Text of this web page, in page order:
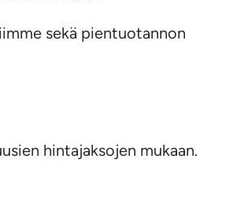
sekä pientuotannon
hintajaksojen mukaan.